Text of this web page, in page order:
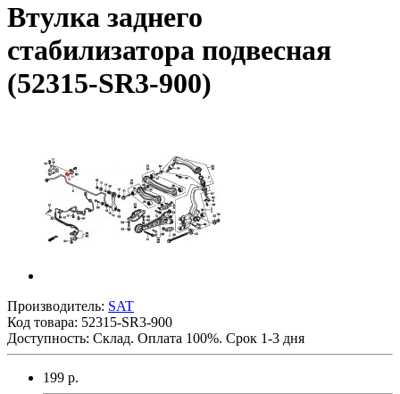
Втулка заднего
стабилизатора подвесная
(52315-SR3-900)
Производитель: SAT
Код товара: 52315-SR3-900
Доступность: Склад. Оплата 100%. Срок 1-3 дня
199 р.